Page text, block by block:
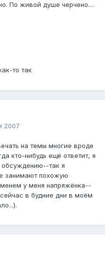
По живой душе черчено....
то так
2007
на темы многие вроде
кто-нибудь ещё ответит, я
обсуждению--так я
занимают похожую
у меня напряжёнка--
в будние дни в моём